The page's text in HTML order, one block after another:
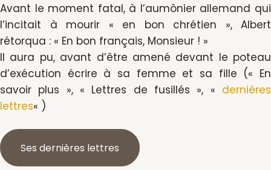
Avant le moment fatal, à l’aumônier allemand qui
l’incitait à mourir « en bon chrétien », Albert
rétorqua : « En bon français, Monsieur ! »
Il aura pu, avant d’être amené devant le poteau
d’exécution écrire à sa femme et sa fille (« En
savoir plus », « Lettres de fusillés », « dernières
lettres« )
Ses dernières lettres